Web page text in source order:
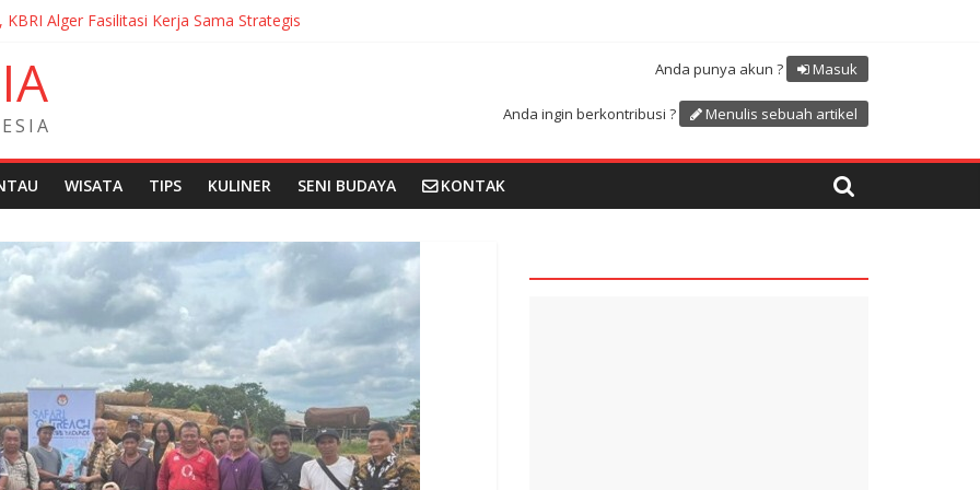
Alger Fasilitasi Kerja Sama Strategis
Merah Putih sepanjang 50 Meter di Brick Hill Hong Kong untuk menyambut HUT RI ke 81
Film Festival 2026 Montréal Kanada
Indonesia kepada Komunitas Paroki di Angola
IA
ES I A
Anda punya akun ? Masuk
Anda ingin berkontribusi ? Menulis sebuah artikel
WISATA TIPS KULINER SENI BUDAYA KONTAK